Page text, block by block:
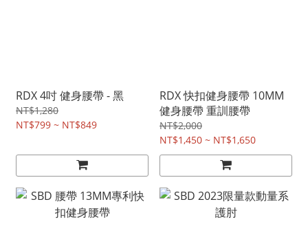
RDX 4吋 健身腰帶 - 黑
NT$1,280
NT$799 ~ NT$849
RDX 快扣健身腰帶 10MM
健身腰帶 重訓腰帶
NT$2,000
NT$1,450 ~ NT$1,650